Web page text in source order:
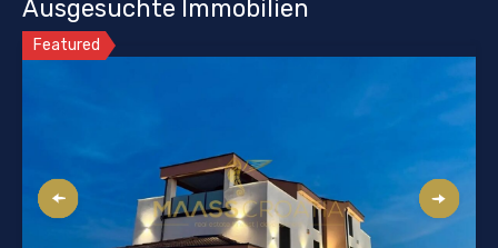
Ausgesuchte Immobilien
Featured